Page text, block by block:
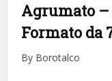
Agrumato
Formato da
By Borotalco